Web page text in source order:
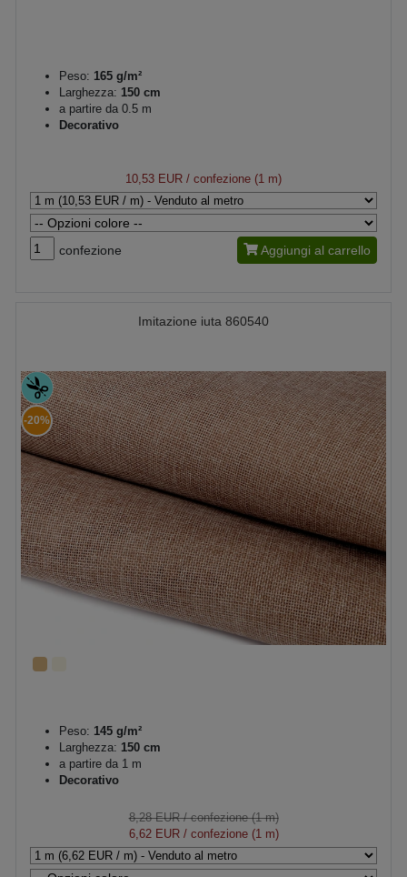
Peso: 165 g/m²
Larghezza: 150 cm
a partire da 0.5 m
Decorativo
10,53 EUR / confezione (1 m)
confezione Aggiungi al carrello
Imitazione iuta 860540
-20%
Peso: 145 g/m²
Larghezza: 150 cm
a partire da 1 m
Decorativo
8,28 EUR/ confezione (1 m)
6,62 EUR/ confezione (1 m)